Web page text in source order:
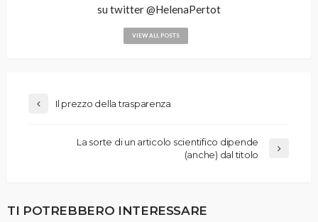
su twitter @HelenaPertot
VIEW ALL POSTS
Il prezzo della trasparenza
La sorte di un articolo scientifico dipende
(anche) dal titolo
TI POTREBBERO INTERESSARE